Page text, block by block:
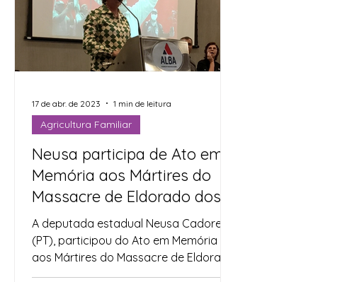
Neusa participa de Ato em
Memória aos Mártires do
Massacre de Eldorado dos
Carajás
A deputada estadual Neusa Cadore
(PT), participou do Ato em Memória
aos Mártires do Massacre de Eldorado
dos Carajás, com o tema "Contra...
Agricultura Familiar
17 de abr. de 2023 1 min de leitura